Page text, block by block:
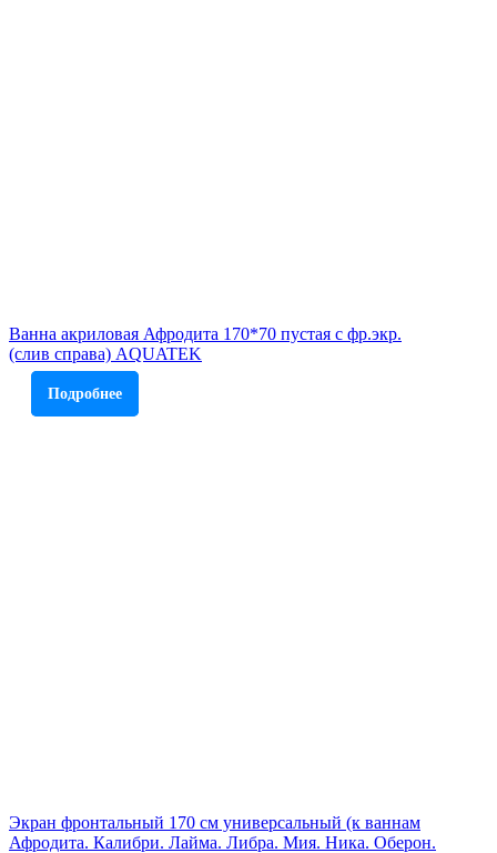
Ванна акриловая Афродита 170*70 пустая с фр.экр.
(слив справа) AQUATEK
Подробнее
Экран фронтальный 170 см универсальный (к ваннам
Афродита. Калибри. Лайма. Либра. Мия. Ника. Оберон.